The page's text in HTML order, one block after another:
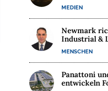
MEDIEN
Newmark
Industrial &
MENSCHEN
Panattoni
entwickeln